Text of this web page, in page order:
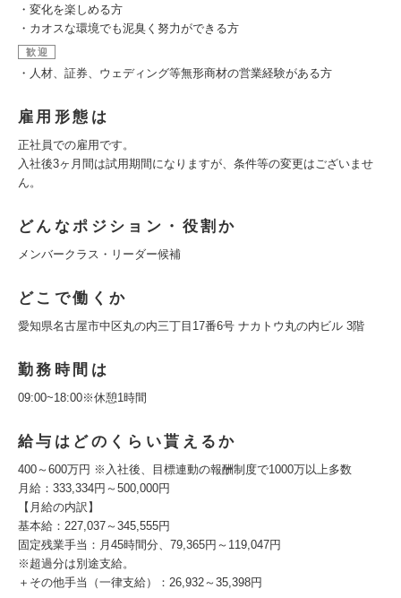
・変化を楽しめる方
・カオスな環境でも泥臭く努力ができる方
歓迎
・人材、証券、ウェディング等無形商材の営業経験がある方
雇用形態は
正社員での雇用です。
入社後3ヶ月間は試用期間になりますが、条件等の変更はございませ
ん。
どんなポジション・役割か
メンバークラス・リーダー候補
どこで働くか
愛知県名古屋市中区丸の内三丁目17番6号 ナカトウ丸の内ビル 3階
勤務時間は
09:00~18:00※休憩1時間
給与はどのくらい貰えるか
400～600万円 ※入社後、目標連動の報酬制度で1000万以上多数
月給：333,334円～500,000円
【月給の内訳】
基本給：227,037～345,555円
固定残業手当：月45時間分、79,365円～119,047円
※超過分は別途支給。
＋その他手当（一律支給）：26,932～35,398円